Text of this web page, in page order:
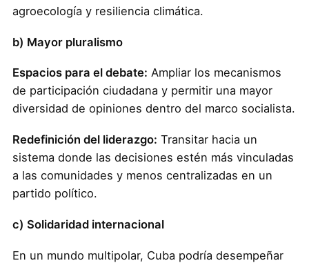
agroecología y resiliencia climática.
b) Mayor pluralismo
Espacios para el debate: Ampliar los mecanismos
de participación ciudadana y permitir una mayor
diversidad de opiniones dentro del marco socialista.
Redefinición del liderazgo: Transitar hacia un
sistema donde las decisiones estén más vinculadas
a las comunidades y menos centralizadas en un
partido político.
c) Solidaridad internacional
En un mundo multipolar, Cuba podría desempeñar